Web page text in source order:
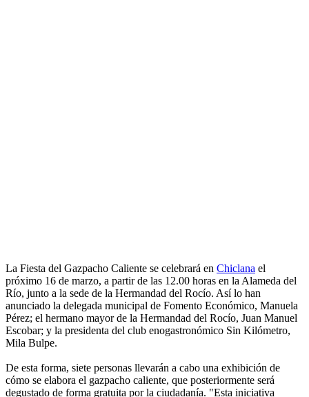
La Fiesta del Gazpacho Caliente se celebrará en Chiclana el
próximo 16 de marzo, a partir de las 12.00 horas en la Alameda del
Río, junto a la sede de la Hermandad del Rocío. Así lo han
anunciado la delegada municipal de Fomento Económico, Manuela
Pérez; el hermano mayor de la Hermandad del Rocío, Juan Manuel
Escobar; y la presidenta del club enogastronómico Sin Kilómetro,
Mila Bulpe.
De esta forma, siete personas llevarán a cabo una exhibición de
cómo se elabora el gazpacho caliente, que posteriormente será
degustado de forma gratuita por la ciudadanía. "Esta iniciativa